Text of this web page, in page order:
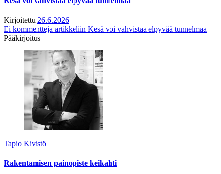
Kirjoitettu 26.6.2026
Ei kommentteja artikkeliin Kesä voi vahvistaa elpyvää tunnelmaa
Pääkirjoitus
Tapio Kivistö
Rakentamisen painopiste keikahti